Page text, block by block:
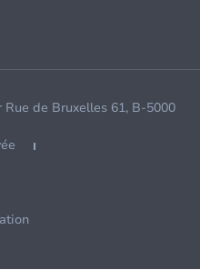
de Bruxelles 61, B-5000